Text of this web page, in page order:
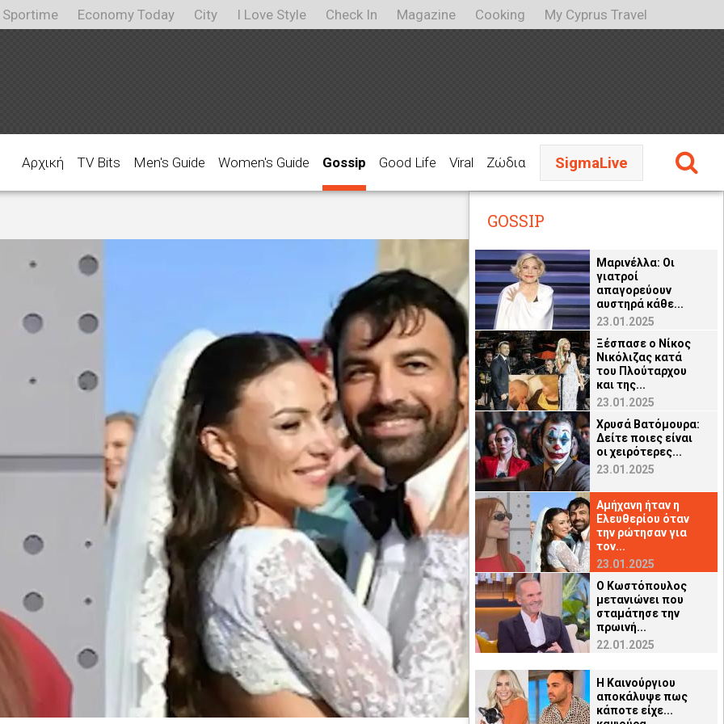
Sportime Economy Today City I Love Style Check In Magazine Cooking My Cyprus Travel
Αρχική TV Bits Men's Guide Women's Guide Gossip Good Life Viral Ζώδια SigmaLive
GOSSIP
Μαρινέλλα: Οι
γιατροί
απαγορεύουν
αυστηρά κάθε...
23.01.2025
Ξέσπασε ο Νίκος
Νικόλιζας κατά
του Πλούταρχου
και της...
23.01.2025
Χρυσά Βατόμουρα:
Δείτε ποιες είναι
οι χειρότερες...
23.01.2025
Αμήχανη ήταν η
Ελευθερίου όταν
την ρώτησαν για
τον...
23.01.2025
Ο Κωστόπουλος
μετανιώνει που
σταμάτησε την
πρωινή...
22.01.2025
Η Καινούργιου
αποκάλυψε πως
κάποτε είχε...